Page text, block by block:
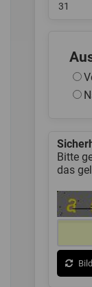
31
Bitte
das